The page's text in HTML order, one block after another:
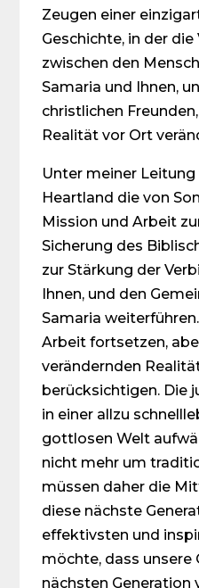
Zeugen einer
Geschichte, in der
zwischen den
Samaria und Ihnen,
christlichen
Realität vor Ort
Unter meiner Leitung
Heartland die von
Mission und Arbeit
Sicherung des
zur Stärkung der
Ihnen, und den
Samaria
Arbeit fortsetzen,
verändernden
berücksichtigen. Die
in einer allzu
gottlosen Welt
nicht mehr um
müssen daher die
diese nächste
effektivsten und
möchte, dass unsere
nächsten Generation